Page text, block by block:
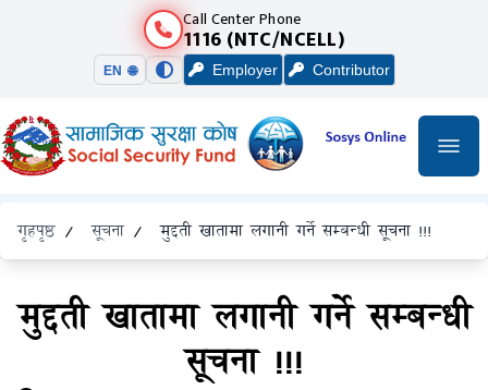
Call Center Phone
1116 (NTC/NCELL)
EN 🌐 Employer Contributor
गृहपृष्ठ / सूचना / मुद्दती खातामा लगानी गर्ने सम्बन्धी सूचना !!!
मुद्दती खातामा लगानी गर्ने सम्बन्धी
सूचना !!!